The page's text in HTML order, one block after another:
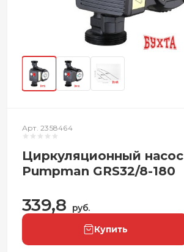
Арт. 2358464
Циркуляционный насос
Pumpman GRS32/8-180
339,8 руб.
Купить